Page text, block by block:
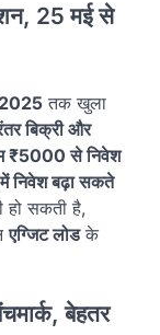
25 मई से
2025 तक खुला
बिक्री और
₹5000 से निवेश
निवेश बढ़ा सकते
हो सकती है,
एग्जिट लोडके
बेहतर